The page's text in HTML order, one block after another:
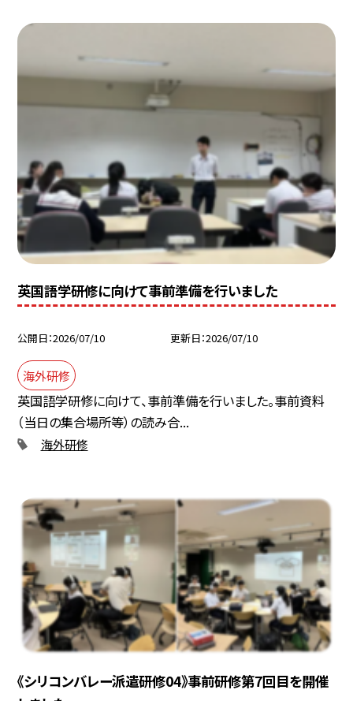
英国語学研修に向けて事前準備を行いました
公開日 2026/07/10 更新日 2026/07/10
海外研修
英国語学研修に向けて、事前準備を行いました。事前資料
（当日の集合場所等）の読み合...
海外研修
《シリコンバレー派遣研修04》事前研修第7回目を開催